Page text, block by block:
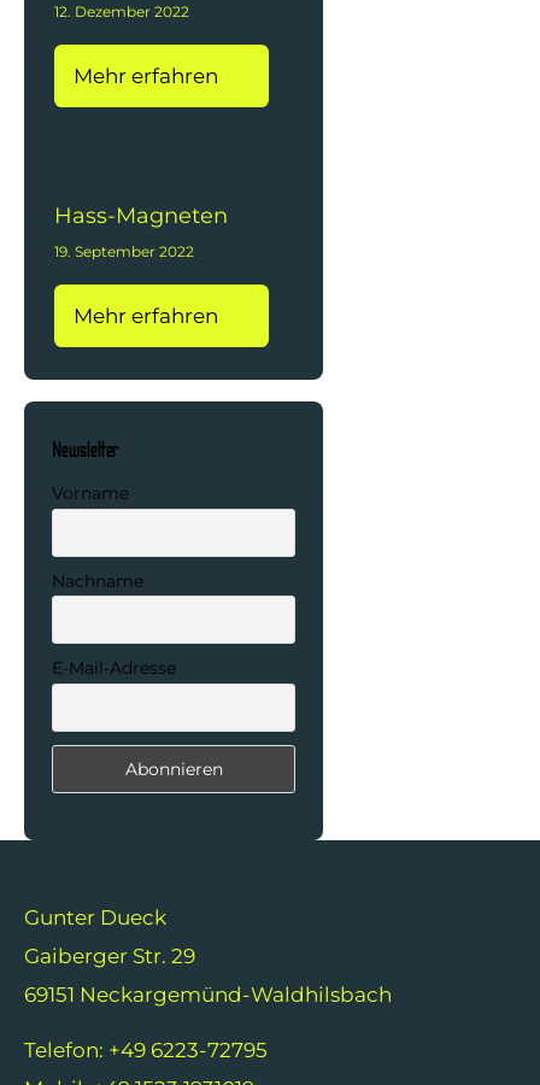
12. Dezember 2022
Mehr erfahren
Hass-Magneten
19. September 2022
Mehr erfahren
Newsletter
Vorname
Nachname
E-Mail-Adresse
Gunter Dueck
Gaiberger Str. 29
69151 Neckargemünd-Waldhilsbach
Telefon: +49 6223-72795